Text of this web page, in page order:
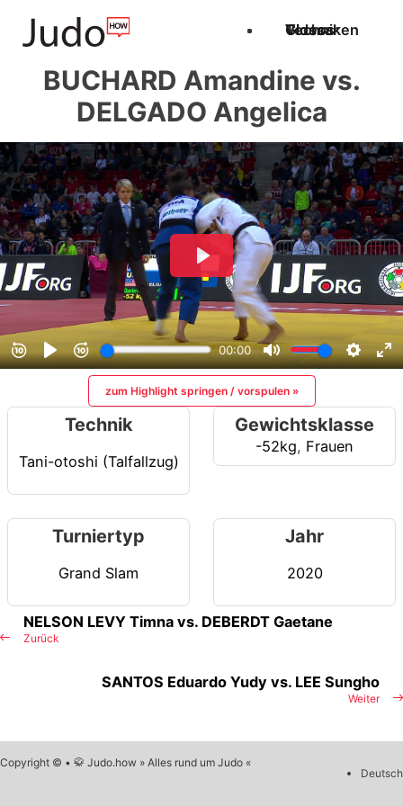
Techniken
Videos
Glossar
BUCHARD Amandine vs.
DELGADO Angelica
zum Highlight springen / vorspulen »
Technik
Tani-otoshi (Talfallzug)
Gewichtsklasse
-52kg, Frauen
Turniertyp
Grand Slam
Jahr
2020
Zurück
NELSON LEVY Timna vs. DEBERDT Gaetane
Weiter
SANTOS Eduardo Yudy vs. LEE Sungho
Copyright © • 🥋 Judo.how » Alles rund um Judo «
Deutsch